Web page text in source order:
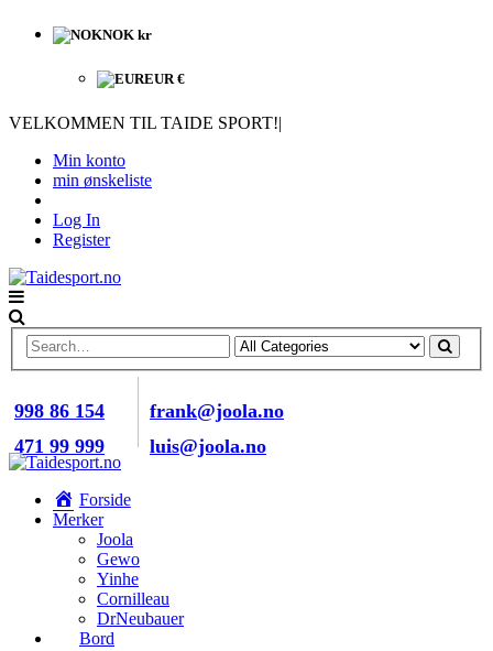
NOK kr
EUR €
VELKOMMEN TIL TAIDE SPORT!|
Min konto
min ønskeliste
Log In
Register
998 86 154
471 99 999
frank@joola.no
luis@joola.no
Forside
Merker
Joola
Gewo
Yinhe
Cornilleau
DrNeubauer
Bord